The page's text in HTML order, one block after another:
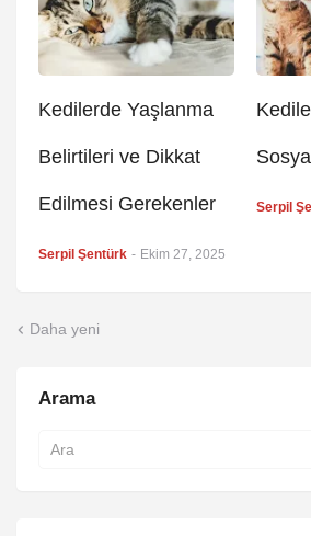
Kedilerde Yaşlanma
Belirtileri ve Dikkat
Edilmesi Gerekenler
Serpil Şentürk - Ekim 27, 2025
Serpil
Daha yeni
Arama